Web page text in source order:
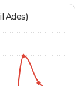
Ades)